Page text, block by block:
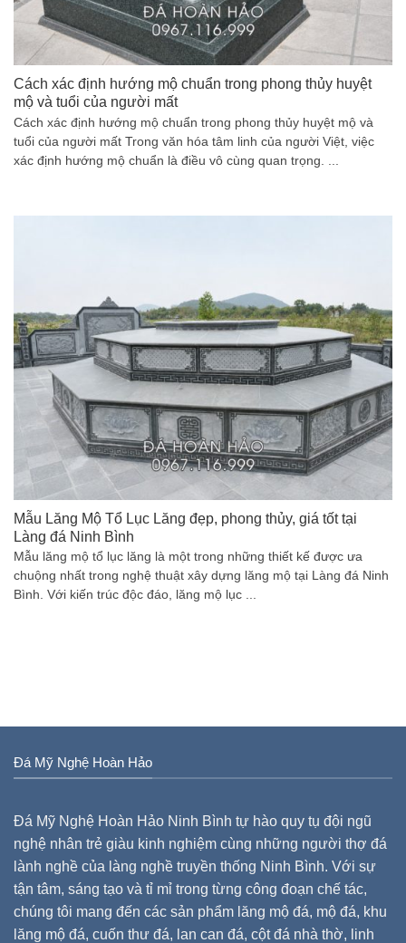
Cách xác định hướng mộ chuẩn trong phong thủy huyệt
mộ và tuổi của người mất
Cách xác định hướng mộ chuẩn trong phong thủy huyệt mộ và
tuổi của người mất Trong văn hóa tâm linh của người Việt, việc
xác định hướng mộ chuẩn là điều vô cùng quan trọng. ...
Mẫu Lăng Mộ Tổ Lục Lăng đẹp, phong thủy, giá tốt tại
Làng đá Ninh Bình
Mẫu lăng mộ tổ lục lăng là một trong những thiết kế được ưa
chuộng nhất trong nghệ thuật xây dựng lăng mộ tại Làng đá Ninh
Bình. Với kiến trúc độc đáo, lăng mộ lục ...
Đá Mỹ Nghệ Hoàn Hảo
Đá Mỹ Nghệ Hoàn Hảo Ninh Bình tự hào quy tụ đội ngũ
nghệ nhân trẻ giàu kinh nghiệm cùng những người thợ đá
lành nghề của làng nghề truyền thống Ninh Bình. Với sự
tận tâm, sáng tạo và tỉ mỉ trong từng công đoạn chế tác,
chúng tôi mang đến các sản phẩm lăng mộ đá, mộ đá, khu
lăng mộ đá, cuốn thư đá, lan can đá, cột đá nhà thờ, linh